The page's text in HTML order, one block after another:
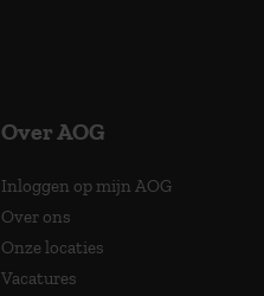
Over AOG
Inloggen op mijn AOG
Over ons
Onze locaties
Vacatures